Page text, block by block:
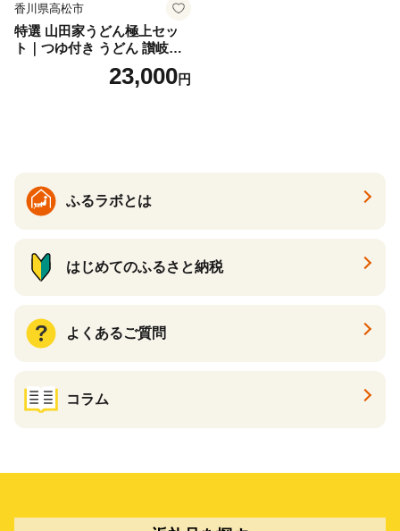
香川県高松市
特選 山田家うどん極上セッ
ト｜つゆ付き うどん 讃岐う
どん さぬきうどん 生麵 うど
んセット カレーうどん 生う
23,000円
ふるラボとは
はじめてのふるさと納税
よくあるご質問
コラム